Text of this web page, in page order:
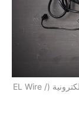
الأدوات المستخدمة لتشغيل سلك او لوح الإضاءة الالكترونية (EL Wire /